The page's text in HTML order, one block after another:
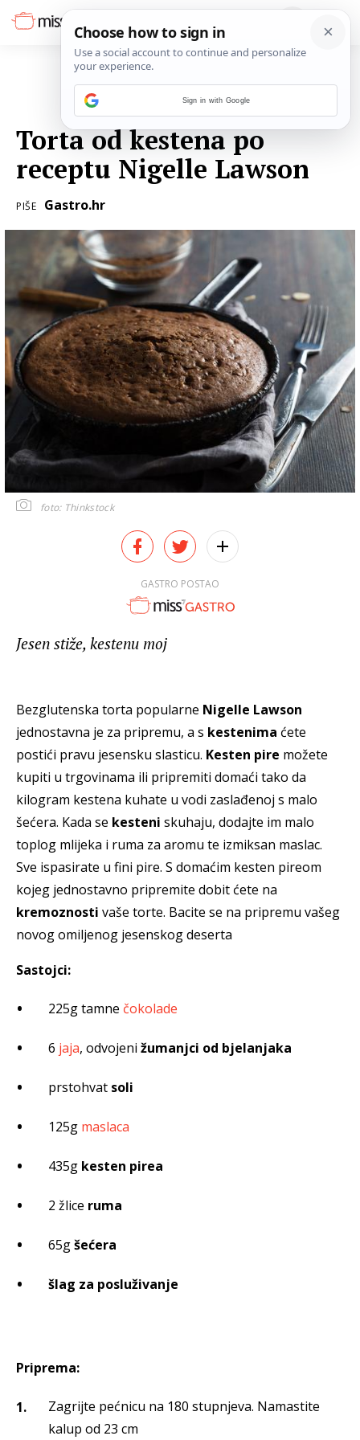
Torta od kestena po
receptu Nigelle Lawson
PIŠE Gastro.hr
foto: Thinkstock
GASTRO POSTAO
Jesen stiže, kestenu moj
Bezglutenska torta popularne Nigelle Lawson
jednostavna je za pripremu, a s kestenima ćete
postići pravu jesensku slasticu. Kesten pire možete
kupiti u trgovinama ili pripremiti domaći tako da
kilogram kestena kuhate u vodi zaslađenoj s malo
šećera. Kada se kesteni skuhaju, dodajte im malo
toplog mlijeka i ruma za aromu te izmiksan maslac.
Sve ispasirate u fini pire. S domaćim kesten pireom
kojeg jednostavno pripremite dobit ćete na
kremoznosti vaše torte. Bacite se na pripremu vašeg
novog omiljenog jesenskog deserta
Sastojci:
225g tamne čokolade
6 jaja, odvojeni žumanjci od bjelanjaka
prstohvat soli
125g maslaca
435g kesten pirea
2 žlice ruma
65gšećera
šlag za posluživanje
Priprema:
Zagrijte pećnicu na 180 stupnjeva. Namastite
kalup od 23 cm
Sign in with Google